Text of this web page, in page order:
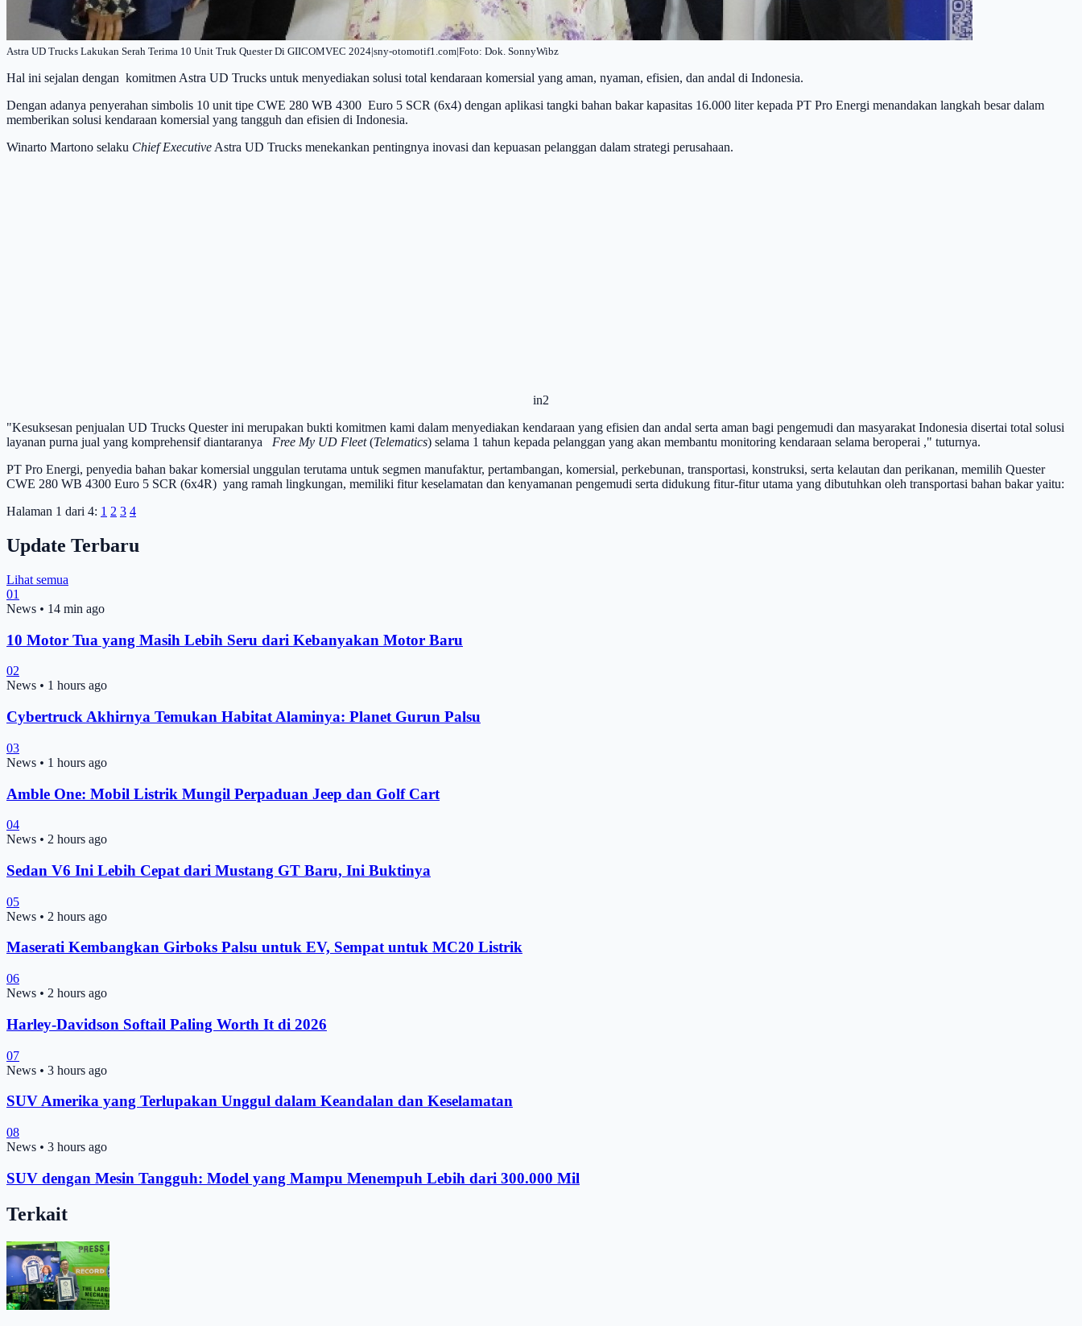
Astra UD Trucks Lakukan Serah Terima 10 Unit Truk Quester Di GIICOMVEC 2024|sny-otomotif1.com|Foto: Dok. SonnyWibz
Hal ini sejalan dengan komitmen Astra UD Trucks untuk menyediakan solusi total kendaraan komersial yang aman, nyaman, efisien, dan andal di Indonesia.
Dengan adanya penyerahan simbolis 10 unit tipe CWE 280 WB 4300 Euro 5 SCR (6x4) dengan aplikasi tangki bahan bakar kapasitas 16.000 liter kepada PT Pro Energi menandakan langkah besar dalam
memberikan solusi kendaraan komersial yang tangguh dan efisien di Indonesia.
Winarto Martono selaku Chief Executive Astra UD Trucks menekankan pentingnya inovasi dan kepuasan pelanggan dalam strategi perusahaan.
in2
"Kesuksesan penjualan UD Trucks Quester ini merupakan bukti komitmen kami dalam menyediakan kendaraan yang efisien dan andal serta aman bagi pengemudi dan masyarakat Indonesia disertai total solusi
layanan purna jual yang komprehensif diantaranya Free My UD Fleet(Telematics) selama 1 tahun kepada pelanggan yang akan membantu monitoring kendaraan selama beroperai ," tuturnya.
PT Pro Energi, penyedia bahan bakar komersial unggulan terutama untuk segmen manufaktur, pertambangan, komersial, perkebunan, transportasi, konstruksi, serta kelautan dan perikanan, memilih Quester
CWE 280 WB 4300 Euro 5 SCR (6x4R) yang ramah lingkungan, memiliki fitur keselamatan dan kenyamanan pengemudi serta didukung fitur-fitur utama yang dibutuhkan oleh transportasi bahan bakar yaitu:
Halaman 1 dari 4: 1 2 3 4
Update Terbaru
Lihat semua
01
News • 14 min ago
10 Motor Tua yang Masih Lebih Seru dari Kebanyakan Motor Baru
02
News • 1 hours ago
Cybertruck Akhirnya Temukan Habitat Alaminya: Planet Gurun Palsu
03
News • 1 hours ago
Amble One: Mobil Listrik Mungil Perpaduan Jeep dan Golf Cart
04
News • 2 hours ago
Sedan V6 Ini Lebih Cepat dari Mustang GT Baru, Ini Buktinya
05
News • 2 hours ago
Maserati Kembangkan Girboks Palsu untuk EV, Sempat untuk MC20 Listrik
06
News • 2 hours ago
Harley-Davidson Softail Paling Worth It di 2026
07
News • 3 hours ago
SUV Amerika yang Terlupakan Unggul dalam Keandalan dan Keselamatan
08
News • 3 hours ago
SUV dengan Mesin Tangguh: Model yang Mampu Menempuh Lebih dari 300.000 Mil
Terkait